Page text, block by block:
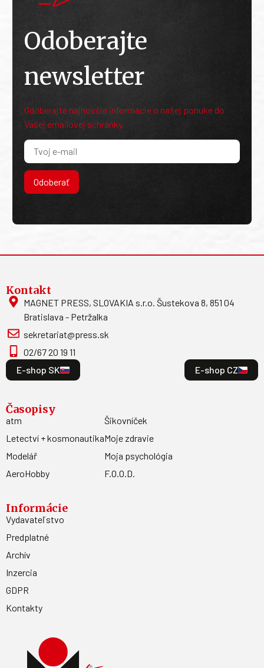
Odoberajte
newsletter
Odoberajte najnovšie informácie o našej ponuke do
Vašej emailovej schránky.
Odoberať
Kontakt
MAGNET PRESS, SLOVAKIA s.r.o. Šustekova 8, 851 04
Bratislava - Petržalka
sekretariat@press.sk
02/67 20 19 11
E-shop SK
E-shop CZ
Časopisy
atm
Letectví + kosmonautika
Modelář
AeroHobby
Šikovníček
Moje zdravie
Moja psychológia
F.O.O.D.
Informácie
Vydavateľstvo
Predplatné
Archív
Inzercia
GDPR
Kontakty